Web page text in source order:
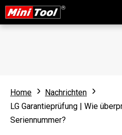
Home
Nachrichten
LG Garantieprüfung | Wie
Seriennummer?